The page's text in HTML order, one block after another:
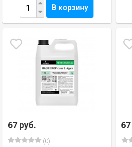
В корзину
67 руб.
(0)